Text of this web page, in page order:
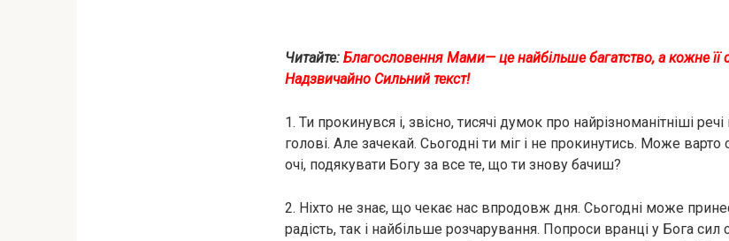
Читайте: Блaгословення Мами— це найбільше багатство, а кожне її
Надзвичайно Сильний текст!
1. Ти прокинувся і, звісно, тисячі думок про найрізноманітніші
голові. Але зачекай. Сьогодні ти міг і не прокинутись. Може
очі, подякувати Богу за все те, що ти знову бачиш?
2. Ніхто не знає, що чекає нас впродовж дня. Сьогодні може
радість, так і найбільше розчарування. Попроси вранці у Бога